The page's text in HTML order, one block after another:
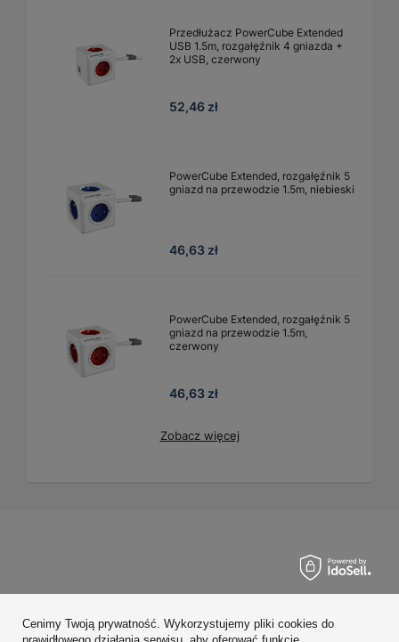
Przedłużacz PowerCube Extended
USB 1.5m, rozgałęźnik 4 gniazda +
2x USB, czerwony
52,46 zł
PowerCube Extended, rozgałęźnik 5
gniazd na przewodzie 1.5m, niebieski
46,63 zł
PowerCube Extended, rozgałęźnik 5
gniazd na przewodzie 1.5m,
czerwony
46,63 zł
Zobacz więcej
Cenimy Twoją prywatność. Wykorzystujemy pliki cookies do